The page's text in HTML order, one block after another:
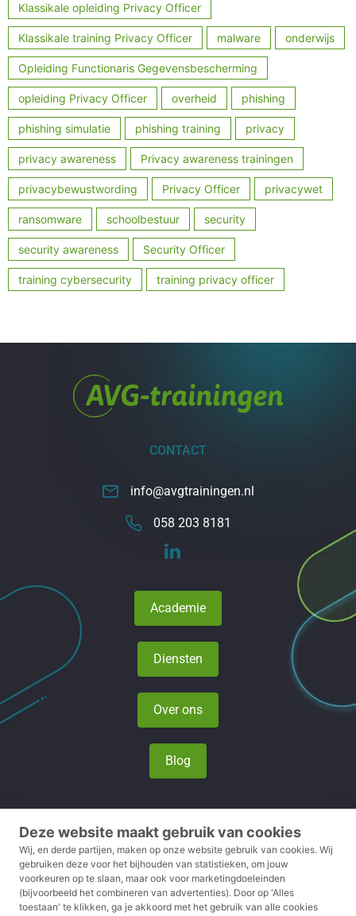
Deze website maakt gebruik van cookies
Wij, en derde partijen, maken op onze website gebruik van cookies. Wij
gebruiken deze voor het bijhouden van statistieken, om jouw
voorkeuren op te slaan, maar ook voor marketingdoeleinden
(bijvoorbeeld het combineren van advertenties). Door op 'Alles
toestaan' te klikken, ga je akkoord met het gebruik van alle cookies
Klassikale opleiding Privacy Officer
Klassikale training Privacy Officer malware onderwijs
Opleiding Functionaris Gegevensbescherming
opleiding Privacy Officer overheid phishing
phishing simulatie phishing training privacy
privacy awareness Privacy awareness trainingen
privacybewustwording Privacy Officer privacywet
ransomware schoolbestuur security
security awareness Security Officer
training cybersecurity training privacy officer
CONTACT
058 203 8181
info@avgtrainingen.nl
Academie
Diensten
Over ons
Blog
Privacy- en cookieverklaring
Voorwaarden
Disclaimer